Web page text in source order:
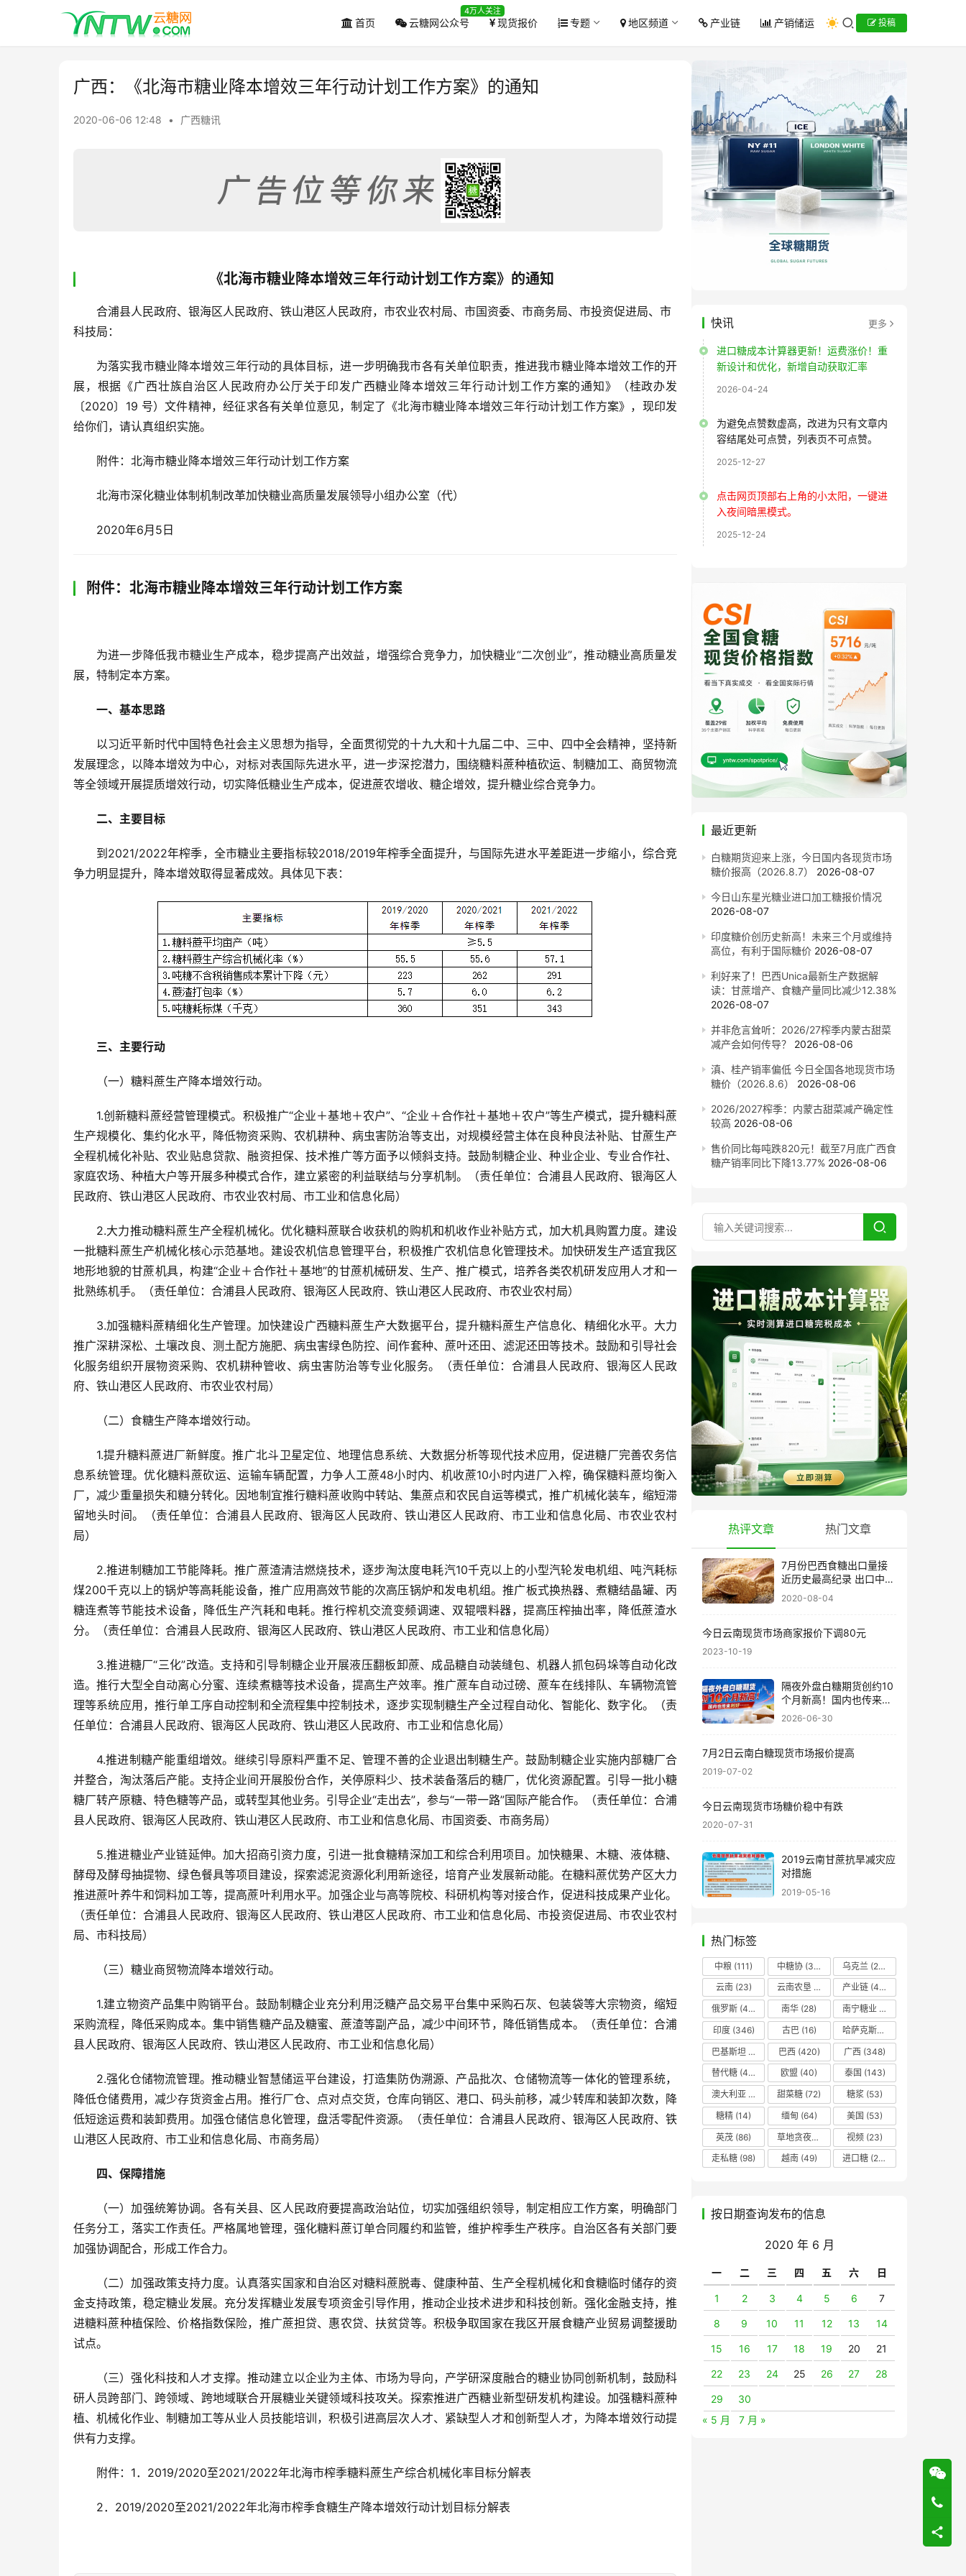
首页 云糖网公众号
4万人关注
现货报价 专题 地区频道 产业链 产销储运 投稿
广西：《北海市糖业降本增效三年行动计划工作方案》的通知
2020-06-06 12:48 • 广西糖讯
《北海市糖业降本增效三年行动计划工作方案》的通知
合浦县人民政府、银海区人民政府、铁山港区人民政府，市农业农村局、市国资委、市商务局、市投资促进局、市
科技局：
为落实我市糖业降本增效三年行动的具体目标，进一步明确我市各有关单位职责，推进我市糖业降本增效工作的开
展，根据《广西壮族自治区人民政府办公厅关于印发广西糖业降本增效三年行动计划工作方案的通知》（桂政办发
〔2020〕19 号）文件精神，经征求各有关单位意见，制定了《北海市糖业降本增效三年行动计划工作方案》，现印发
给你们，请认真组织实施。
附件：北海市糖业降本增效三年行动计划工作方案
北海市深化糖业体制机制改革加快糖业高质量发展领导小组办公室（代）
2020年6月5日
附件：北海市糖业降本增效三年行动计划工作方案
为进一步降低我市糖业生产成本，稳步提高产出效益，增强综合竞争力，加快糖业“二次创业”，推动糖业高质量发
展，特制定本方案。
一、基本思路
以习近平新时代中国特色社会主义思想为指导，全面贯彻党的十九大和十九届二中、三中、四中全会精神，坚持新
发展理念，以降本增效为中心，对标对表国际先进水平，进一步深挖潜力，围绕糖料蔗种植砍运、制糖加工、商贸物流
等全领域开展提质增效行动，切实降低糖业生产成本，促进蔗农增收、糖企增效，提升糖业综合竞争力。
二、主要目标
到2021/2022年榨季，全市糖业主要指标较2018/2019年榨季全面提升，与国际先进水平差距进一步缩小，综合竞
争力明显提升，降本增效取得显著成效。具体见下表：
三、主要行动
（一）糖料蔗生产降本增效行动。
1.创新糖料蔗经营管理模式。积极推广“企业＋基地＋农户”、“企业＋合作社＋基地＋农户”等生产模式，提升糖料蔗
生产规模化、集约化水平，降低物资采购、农机耕种、病虫害防治等支出，对规模经营主体在良种良法补贴、甘蔗生产
全程机械化补贴、农业贴息贷款、融资担保、技术推广等方面予以倾斜支持。鼓励制糖企业、种业企业、专业合作社、
家庭农场、种植大户等开展多种模式合作，建立紧密的利益联结与分享机制。（责任单位：合浦县人民政府、银海区人
民政府、铁山港区人民政府、市农业农村局、市工业和信息化局）
2.大力推动糖料蔗生产全程机械化。优化糖料蔗联合收获机的购机和机收作业补贴方式，加大机具购置力度。建设
一批糖料蔗生产机械化核心示范基地。建设农机信息管理平台，积极推广农机信息化管理技术。加快研发生产适宜我区
地形地貌的甘蔗机具，构建“企业＋合作社＋基地”的甘蔗机械研发、生产、推广模式，培养各类农机研发应用人才和一
批熟练机手。（责任单位：合浦县人民政府、银海区人民政府、铁山港区人民政府、市农业农村局）
3.加强糖料蔗精细化生产管理。加快建设广西糖料蔗生产大数据平台，提升糖料蔗生产信息化、精细化水平。大力
推广深耕深松、土壤改良、测土配方施肥、病虫害绿色防控、间作套种、蔗叶还田、滤泥还田等技术。鼓励和引导社会
化服务组织开展物资采购、农机耕种管收、病虫害防治等专业化服务。（责任单位：合浦县人民政府、银海区人民政
府、铁山港区人民政府、市农业农村局）
（二）食糖生产降本增效行动。
1.提升糖料蔗进厂新鲜度。推广北斗卫星定位、地理信息系统、大数据分析等现代技术应用，促进糖厂完善农务信
息系统管理。优化糖料蔗砍运、运输车辆配置，力争人工蔗48小时内、机收蔗10小时内进厂入榨，确保糖料蔗均衡入
厂，减少重量损失和糖分转化。因地制宜推行糖料蔗收购中转站、集蔗点和农民自运等模式，推广机械化装车，缩短滞
留地头时间。（责任单位：合浦县人民政府、银海区人民政府、铁山港区人民政府、市工业和信息化局、市农业农村
局）
2.推进制糖加工节能降耗。推广蔗渣清洁燃烧技术，逐步淘汰度电耗汽10千克以上的小型汽轮发电机组、吨汽耗标
煤200千克以上的锅炉等高耗能设备，推广应用高效节能的次高压锅炉和发电机组。推广板式换热器、煮糖结晶罐、丙
糖连煮等节能技术设备，降低生产汽耗和电耗。推行榨机交流变频调速、双辊喂料器，提高压榨抽出率，降低蔗渣水
分。（责任单位：合浦县人民政府、银海区人民政府、铁山港区人民政府、市工业和信息化局）
3.推进糖厂“三化”改造。支持和引导制糖企业开展液压翻板卸蔗、成品糖自动装缝包、机器人抓包码垛等自动化改
造。推行大型全自动离心分蜜、连续煮糖等技术设备，提高生产效率。推广蔗车自动过磅、蔗车在线排队、车辆物流管
理等系统应用，推行单工序自动控制和全流程集中控制技术，逐步实现制糖生产全过程自动化、智能化、数字化。（责
任单位：合浦县人民政府、银海区人民政府、铁山港区人民政府、市工业和信息化局）
4.推进制糖产能重组增效。继续引导原料严重不足、管理不善的企业退出制糖生产。鼓励制糖企业实施内部糖厂合
并整合，淘汰落后产能。支持企业间开展股份合作，关停原料少、技术装备落后的糖厂，优化资源配置。引导一批小糖
糖厂转产原糖、特色糖等产品，或转型其他业务。引导企业“走出去”，参与“一带一路”国际产能合作。（责任单位：合浦
县人民政府、银海区人民政府、铁山港区人民政府、市工业和信息化局、市国资委、市商务局）
5.推进糖业产业链延伸。加大招商引资力度，引进一批食糖精深加工和综合利用项目。加快糖果、木糖、液体糖、
酵母及酵母抽提物、绿色餐具等项目建设，探索滤泥资源化利用新途径，培育产业发展新动能。在糖料蔗优势产区大力
推进蔗叶养牛和饲料加工等，提高蔗叶利用水平。加强企业与高等院校、科研机构等对接合作，促进科技成果产业化。
（责任单位：合浦县人民政府、银海区人民政府、铁山港区人民政府、市工业和信息化局、市投资促进局、市农业农村
局、市科技局）
（三）糖业商贸物流降本增效行动。
1.建立物资产品集中购销平台。鼓励制糖企业充分利用泛糖产品交易平台集中采购石灰、包装袋等大宗物资，缩短
采购流程，降低采购成本。集中销售糖产品及糖蜜、蔗渣等副产品，减少中间环节，降低销售成本。（责任单位：合浦
县人民政府、银海区人民政府、铁山港区人民政府、市工业和信息化局）
2.强化仓储物流管理。推动糖业智慧储运平台建设，打造集防伪溯源、产品批次、仓储物流等一体化的管理系统，
降低仓储费用，减少存货资金占用。推行厂仓、点对点交货，仓库向销区、港口、码头前移，减少转库和装卸次数，降
低短途运费和装卸费用。加强仓储信息化管理，盘活零配件资源。（责任单位：合浦县人民政府、银海区人民政府、铁
山港区人民政府、市工业和信息化局、市商务局）
四、保障措施
（一）加强统筹协调。各有关县、区人民政府要提高政治站位，切实加强组织领导，制定相应工作方案，明确部门
任务分工，落实工作责任。严格属地管理，强化糖料蔗订单合同履约和监管，维护榨季生产秩序。自治区各有关部门要
加强协调配合，形成工作合力。
（二）加强政策支持力度。认真落实国家和自治区对糖料蔗脱毒、健康种苗、生产全程机械化和食糖临时储存的资
金支持政策，稳定糖业发展。充分发挥糖业发展专项资金引导作用，推动企业技术进步和科技创新。强化金融支持，推
进糖料蔗种植保险、价格指数保险，推广蔗担贷、惠农贷、扶贫贷等。积极争取国家在我区开展食糖产业贸易调整援助
试点。
（三）强化科技和人才支撑。推动建立以企业为主体、市场为导向，产学研深度融合的糖业协同创新机制，鼓励科
研人员跨部门、跨领域、跨地域联合开展糖业关键领域科技攻关。探索推进广西糖业新型研发机构建设。加强糖料蔗种
植、机械化作业、制糖加工等从业人员技能培训，积极引进高层次人才、紧缺型人才和创新型人才，为降本增效行动提
供有力支撑。
附件：1．2019/2020至2021/2022年北海市榨季糖料蔗生产综合机械化率目标分解表
2．2019/2020至2021/2022年北海市榨季食糖生产降本增效行动计划目标分解表
快讯 更多
进口糖成本计算器更新！运费涨价！重
新设计和优化，新增自动获取汇率
2026-04-24
为避免点赞数虚高，改进为只有文章内
容结尾处可点赞，列表页不可点赞。
2025-12-27
点击网页顶部右上角的小太阳，一键进
入夜间暗黑模式。
2025-12-24
最近更新
白糖期货迎来上涨，今日国内各现货市场
糖价报高（2026.8.7）
2026-08-07
今日山东星光糖业进口加工糖报价情况
2026-08-07
印度糖价创历史新高！未来三个月或维持
高位，有利于国际糖价 2026-08-07
利好来了！巴西Unica最新生产数据解
读：甘蔗增产、食糖产量同比减少12.38%
2026-08-07
并非危言耸听：2026/27榨季内蒙古甜菜
减产会如何传导？
2026-08-06
滇、桂产销率偏低 今日全国各地现货市场
糖价（2026.8.6）
2026-08-06
2026/2027榨季：内蒙古甜菜减产确定性
较高 2026-08-06
售价同比每吨跌820元！截至7月底广西食
糖产销率同比下降13.77% 2026-08-06
热评文章 热门文章
7月份巴西食糖出口量接
近历史最高纪录 出口中国
超40万吨
2020-08-04
今日云南现货市场商家报价下调80元
2023-10-19
隔夜外盘白糖期货创约10
个月新高！国内也传来利
好……
2026-06-30
7月2日云南白糖现货市场报价提高
2019-07-02
今日云南现货市场糖价稳中有跌
2020-07-31
2019云南甘蔗抗旱减灾应
对措施
2019-05-16
热门标签
中粮 (111) 中糖协 (37) 乌克兰 (20)
云南(23) 云南农垦 产业链 (42)
俄罗斯 (43) 南华 (28) 南宁糖业
印度(346) 古巴(16) 哈萨克斯坦
巴基斯坦
巴西(420) 广西 (348)
替代糖 (48) 欧盟 (40) 泰国 (143)
澳大利亚
甜菜糖 (72) 糖浆 (53)
糖精 (14) 缅甸 (64) 美国 (53)
英茂 (86) 草地贪夜蛾 视频 (23)
走私糖 (98) 越南(49) 进口糖 (236)
按日期查询发布的信息
2020 年 6 月
一 二 三 四 五 六 日
1 2 3 4 5 6 7
8 9 10 11 12 13 14
15 16 17 18 19 20 21
22 23 24 25 26 27 28
29
30
« 5 月
7 月 »